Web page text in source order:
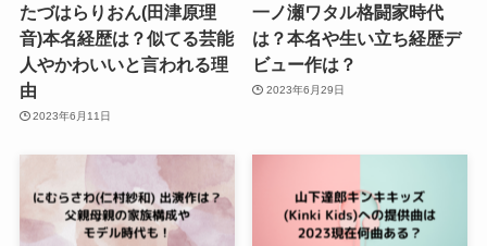
たづはらりおん(田津原理
音)本名経歴は？似てる芸能
人やかわいいと言われる理
由
2023年6月11日
一ノ瀬ワタル格闘家時代
は？本名や生い立ち経歴デ
ビュー作は？
2023年6月29日